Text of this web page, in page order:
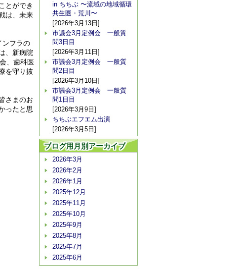
とができ
は、未来
ンフラの
、新病院
、歯科医
を守り抜
さまのお
ったと思
in ちちぶ 〜流域の地域循環
共生圏・荒川〜
[2026年3月13日]
市議会3月定例会 一般質
問3日目
[2026年3月11日]
市議会3月定例会 一般質
問2日目
[2026年3月10日]
市議会3月定例会 一般質
問1日目
[2026年3月9日]
ちちぶエフエム出演
[2026年3月5日]
ブログ用月別アーカイブ
2026年3月
2026年2月
2026年1月
2025年12月
2025年11月
2025年10月
2025年9月
2025年8月
2025年7月
2025年6月